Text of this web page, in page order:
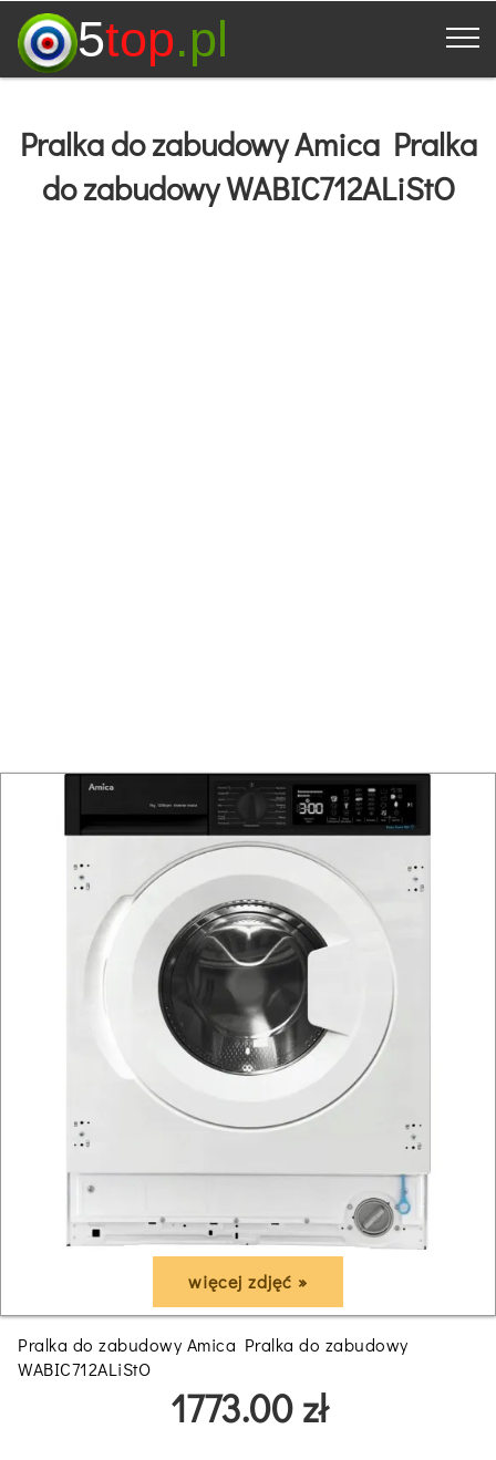
5top.pl
Pralka do zabudowy Amica Pralka
do zabudowy WABIC712ALiStO
więcej zdjęć »
Pralka do zabudowy Amica Pralka do zabudowy
WABIC712ALiStO
1773.00 zł